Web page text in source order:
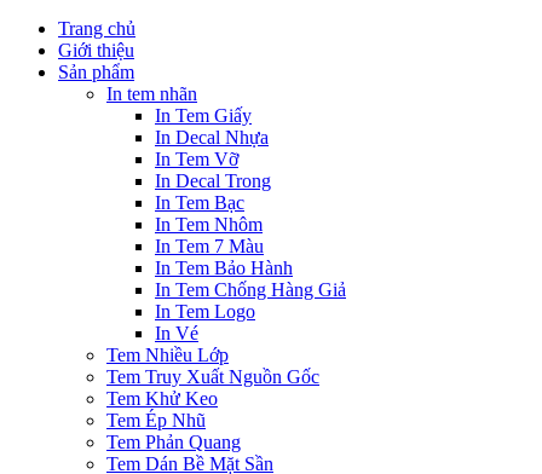
Trang chủ
Giới thiệu
Sản phẩm
In tem nhãn
In Tem Giấy
In Decal Nhựa
In Tem Vỡ
In Decal Trong
In Tem Bạc
In Tem Nhôm
In Tem 7 Màu
In Tem Bảo Hành
In Tem Chống Hàng Giả
In Tem Logo
In Vé
Tem Nhiều Lớp
Tem Truy Xuất Nguồn Gốc
Tem Khử Keo
Tem Ép Nhũ
Tem Phản Quang
Tem Dán Bề Mặt Sần